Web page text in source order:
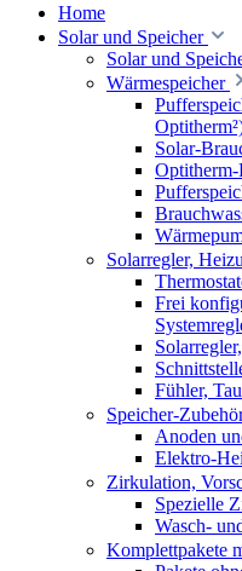
Home
Solar und Speicher
Solar und
Wärmespeicher
Solar-
Optitherm-
Solarregler,
Frei
Fühler,
Speicher-
Anoden
Elektro-
Zirkulation,
Spezielle
Wasch-
Komplettpakete